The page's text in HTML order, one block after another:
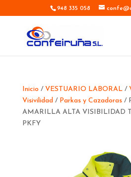
948 335 058
Inicio / VESTUARIO LABORAL/
Visivilidad/ Parkas y Cazadoras/
AMARILLA ALTA VISIBILIDAD
PKFY